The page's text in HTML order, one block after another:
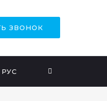
ЗВОНОК
РУС